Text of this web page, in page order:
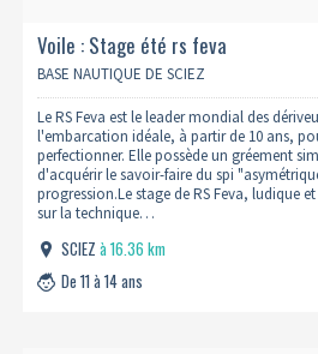
Voile : Stage été rs feva
BASE NAUTIQUE DE SCIEZ
Le RS Feva est le leader mondial des
l'embarcation idéale, à partir de 10 ans,
perfectionner. Elle possède un gréement
d'acquérir le savoir-faire du spi
progression.Le stage de RS Feva, ludique
sur la technique…
SCIEZà 16.36 km
De 11 à 14 ans